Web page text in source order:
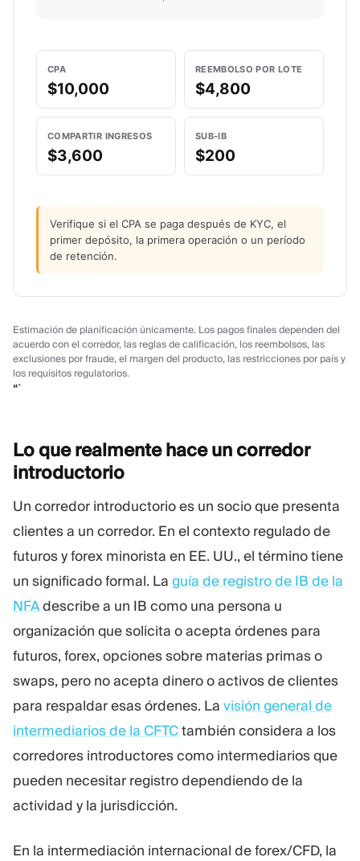
CPA
$10,000
REEMBOLSO POR LOTE
$4,800
COMPARTIR INGRESOS
$3,600
SUB-IB
$200
Verifique si el CPA se paga después de KYC, el
primer depósito, la primera operación o un período
de retención.
Estimación de planificación únicamente. Los pagos finales dependen del
acuerdo con el corredor, las reglas de calificación, los reembolsos, las
exclusiones por fraude, el margen del producto, las restricciones por país y
los requisitos regulatorios.
“`
Lo que realmente hace un corredor
introductorio
Un corredor introductorio es un socio que presenta
clientes a un corredor. En el contexto regulado de
futuros y forex minorista en EE. UU., el término tiene
un significado formal. La guía de registro de IB de la
NFAdescribe a un IB como una persona u
organización que solicita o acepta órdenes para
futuros, forex, opciones sobre materias primas o
swaps, pero no acepta dinero o activos de clientes
para respaldar esas órdenes. La visión general de
intermediarios de la CFTCtambién considera a los
corredores introductores como intermediarios que
pueden necesitar registro dependiendo de la
actividad y la jurisdicción.
En la intermediación internacional de forex/CFD, la